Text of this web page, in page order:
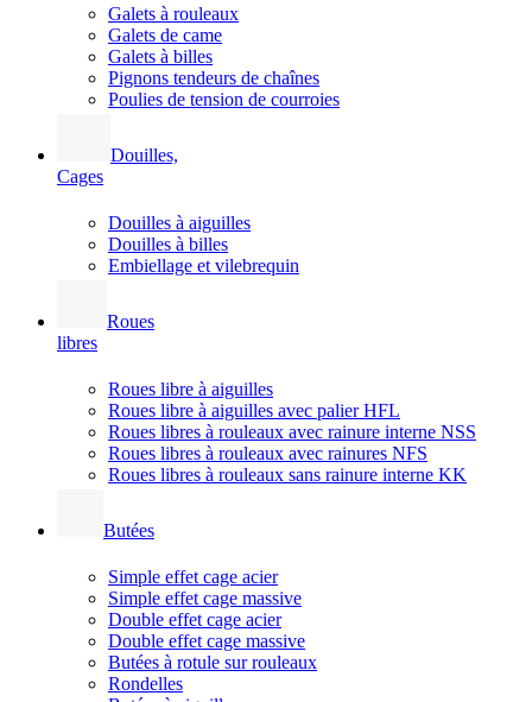
Galets à rouleaux
Galets de came
Galets à billes
Pignons tendeurs de chaînes
Poulies de tension de courroies
Douilles,
Cages
Douilles à aiguilles
Douilles à billes
Embiellage et vilebrequin
Roues
libres
Roues libre à aiguilles
Roues libre à aiguilles avec palier HFL
Roues libres à rouleaux avec rainure interne NSS
Roues libres à rouleaux avec rainures NFS
Roues libres à rouleaux sans rainure interne KK
Butées
Simple effet cage acier
Simple effet cage massive
Double effet cage acier
Double effet cage massive
Butées à rotule sur rouleaux
Rondelles